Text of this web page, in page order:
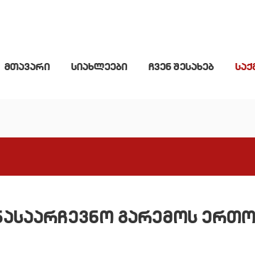
მთავარი სიახლეები ჩვენ შესახებ
გარემოს